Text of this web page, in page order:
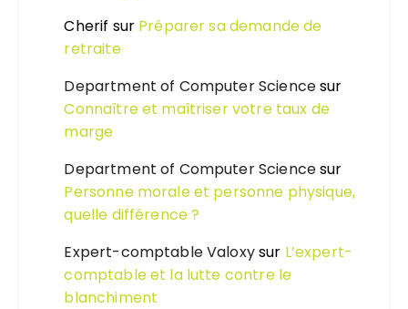
Cherif sur Préparer sa demande de
retraite
Department of Computer Sciencesur
Connaître et maîtriser votre taux de
marge
Department of Computer Sciencesur
Personne morale et personne physique,
quelle différence ?
Expert-comptable Valoxysur L’expert-
comptable et la lutte contre le
blanchiment